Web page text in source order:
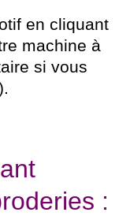
en cliquant
machine à
si vous
: